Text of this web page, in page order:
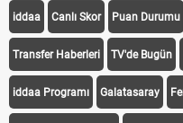
iddaa Canlı Skor Puan Durumu
Transfer Haberleri TV'de Bugün
iddaa Programı Galatasaray